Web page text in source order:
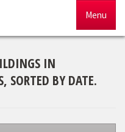
Menu
IN
SORTED BY DATE.